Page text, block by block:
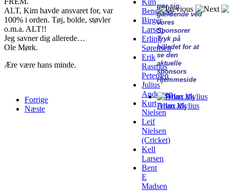
ALT, Kim havde ansvaret for, var
100% i orden. Tøj, bolde, støvler
o.m.a. ALT!!
Jeg savner dig allerede…
Ole Mørk.
Ære være hans minde.
Forrige
Næste
Kim
Bengtson
Birger
Larsen
Erling
Sørensen
Erik
Rasmus
Petersen
Julius
Andersen
Kurt
Nielsen
Leif
Nielsen
(Cricket)
Kell
Larsen
Bent
E
Madsen
gør sig
gældende ved
vores
Sponsorer
Tryk på
billedet for at
se den
aktuelle
sponsors
Hjemmeside
Drinx.dk
Allan Mylius